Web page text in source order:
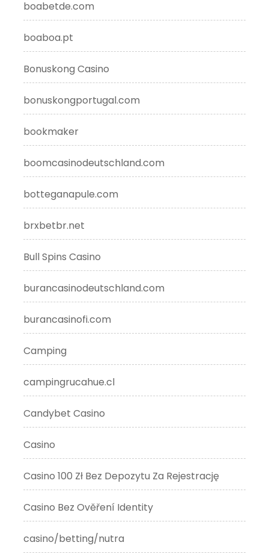
boabetde.com
boaboa.pt
Bonuskong Casino
bonuskongportugal.com
bookmaker
boomcasinodeutschland.com
botteganapule.com
brxbetbr.net
Bull Spins Casino
burancasinodeutschland.com
burancasinofi.com
Camping
campingrucahue.cl
Candybet Casino
Casino
Casino 100 Zł Bez Depozytu Za Rejestrację
Casino Bez Ověření Identity
casino/betting/nutra